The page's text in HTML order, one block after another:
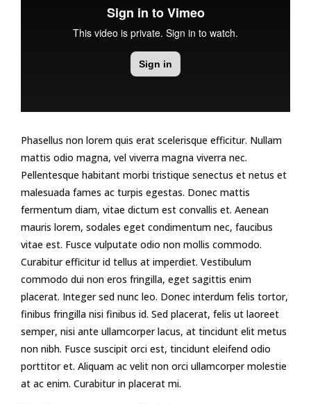
Phasellus non lorem quis erat scelerisque efficitur. Nullam
mattis odio magna, vel viverra magna viverra nec.
Pellentesque habitant morbi tristique senectus et netus et
malesuada fames ac turpis egestas. Donec mattis
fermentum diam, vitae dictum est convallis et. Aenean
mauris lorem, sodales eget condimentum nec, faucibus
vitae est. Fusce vulputate odio non mollis commodo.
Curabitur efficitur id tellus at imperdiet. Vestibulum
commodo dui non eros fringilla, eget sagittis enim
placerat. Integer sed nunc leo. Donec interdum felis tortor,
finibus fringilla nisi finibus id. Sed placerat, felis ut laoreet
semper, nisi ante ullamcorper lacus, at tincidunt elit metus
non nibh. Fusce suscipit orci est, tincidunt eleifend odio
porttitor et. Aliquam ac velit non orci ullamcorper molestie
at ac enim. Curabitur in placerat mi.